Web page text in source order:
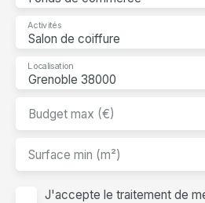
Salon de coiffure
Activités
Grenoble 38000
Localisation
Budget max (€)
Surface min (m²)
J'accepte le traitement de